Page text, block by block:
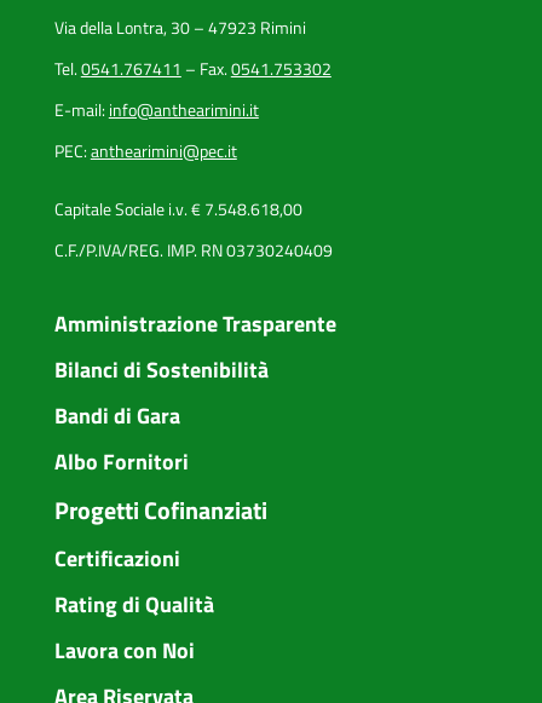
Via della Lontra, 30 – 47923 Rimini
Tel.0541.767411 – Fax.0541.753302
E-mail: info@anthearimini.it
PEC:anthearimini@pec.it
Capitale Sociale i.v. € 7.548.618,00
C.F./P.IVA/REG. IMP. RN 03730240409
Amministrazione Trasparente
Bilanci di Sostenibilità
Bandi di Gara
Albo Fornitori
Progetti Cofinanziati
Certificazioni
Rating di Qualità
Lavora con Noi
Area Riservata